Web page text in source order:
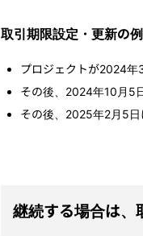
取引期限設定・更新の
プロジェクトが2024
その後、2024年10月5
その後、2025年2月5
継続する場合は、